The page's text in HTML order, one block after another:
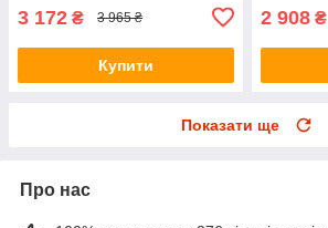
3 172 ₴ 3 965 ₴
Купити
2 908 ₴
Показати ще
Про нас